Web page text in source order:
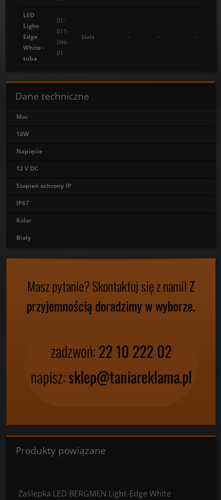
LED
Light-
Edge
White -
tuba
01-
011-
096-
01
biała - - -
Dane techniczne
Moc
14W
Napięcie
12 V DC
Stopień ochrony IP
IP67
Kolor
Biały
Masz pytanie?Skontaktuj się z nami! Z
przyjemnością doradzimy w wyborze.
zadzwoń:22 10 222 02
napisz:sklep@taniareklama.pl
Produkty powiązane
Zaślepka LED BERGMEN Light-Edge White